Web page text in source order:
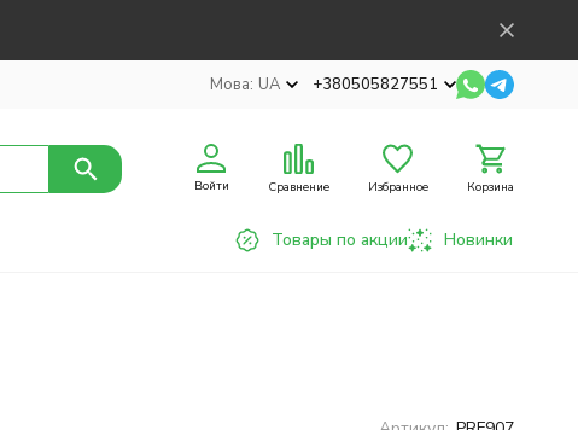
Мова: UA +380505827551
Войти Сравнение Избранное Корзина
Товары по акции Новинки